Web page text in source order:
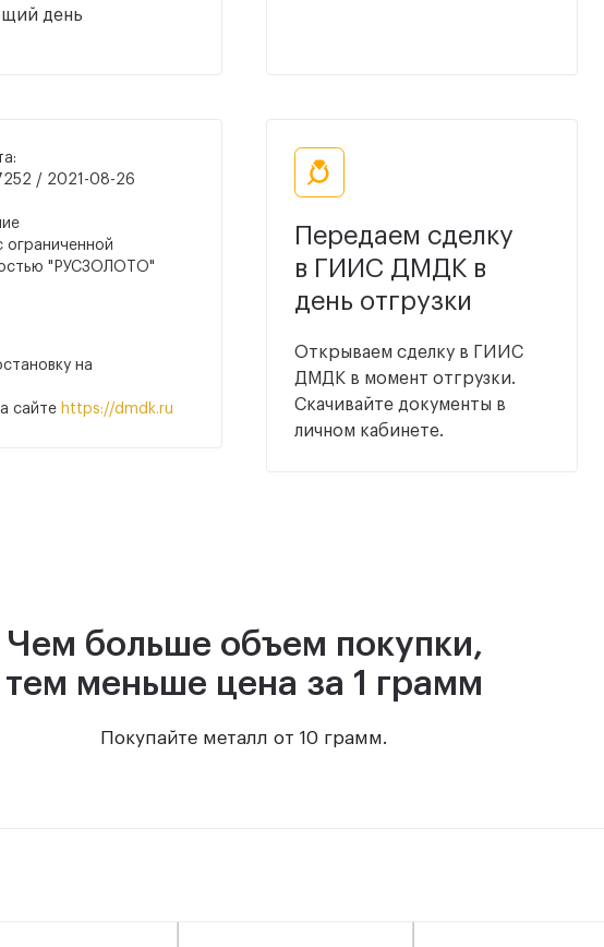
день
/ 2021-08-26
"РУСЗОЛОТО"
на
сайте https://dmdk.ru
Передаем сделку
в ГИИС ДМДК в
день отгрузки
Открываем сделку в ГИИС
ДМДК в момент отгрузки.
Скачивайте документы в
личном кабинете.
Чем больше объем покупки,
тем меньше цена за 1 грамм
Покупайте металл от 10 грамм.